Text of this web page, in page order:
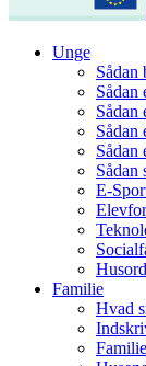
Unge
Sådan
Sådan
Sådan
Sådan
Sådan
Sådan
E-
Familie
Hvad